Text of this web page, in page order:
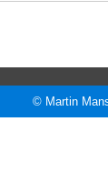
© Martin